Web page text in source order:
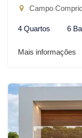
Campo
4 Quartos 6
Mais informações